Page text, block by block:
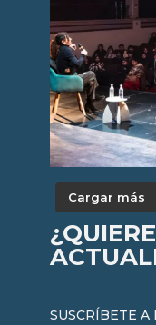
Cargar más
SUSCRÍBETE